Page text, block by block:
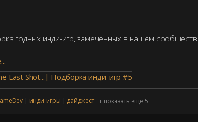
годных инди-игр, замеченных в нашем
инди-игры дайджест + показать еще 5